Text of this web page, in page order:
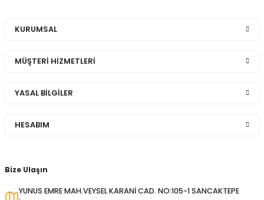
Bize Ulaşın
YUNUS EMRE MAH.VEYSEL KARANİ CAD. NO:105-1 SANCAKTEPE
KURUMSAL
MÜŞTERİ HİZMETLERİ
YASAL BİLGİLER
HESABIM